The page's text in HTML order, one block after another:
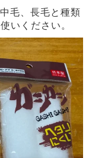
毛、長毛と種類
いください。